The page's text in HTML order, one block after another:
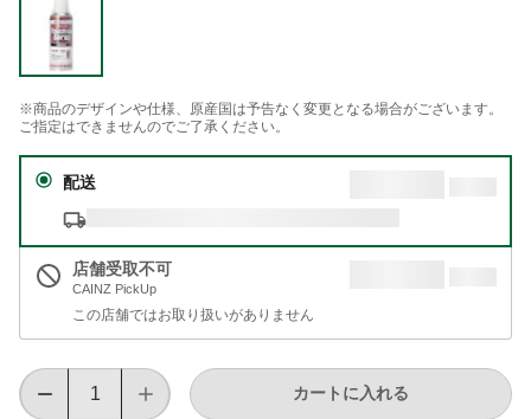
※商品のデザインや仕様、原産国は予告なく変更となる場合がございます。
ご指定はできませんのでご了承ください。
配送
店舗受取不可
CAINZ PickUp
この店舗ではお取り扱いがありません
カートに入れる